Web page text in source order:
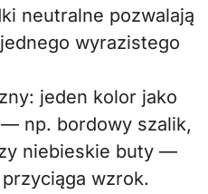
neutralne pozwalają
wyrazistego
jeden kolor jako
np. bordowy szalik,
niebieskie buty —
wzrok.